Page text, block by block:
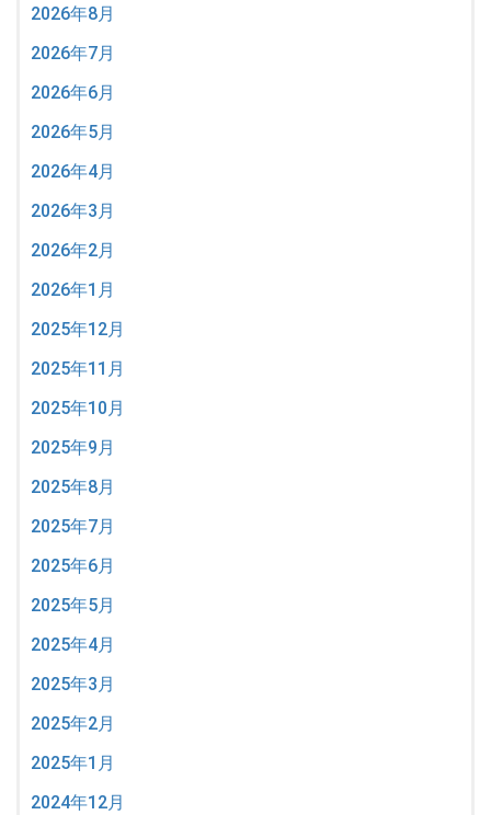
2026年8月
2026年7月
2026年6月
2026年5月
2026年4月
2026年3月
2026年2月
2026年1月
2025年12月
2025年11月
2025年10月
2025年9月
2025年8月
2025年7月
2025年6月
2025年5月
2025年4月
2025年3月
2025年2月
2025年1月
2024年12月